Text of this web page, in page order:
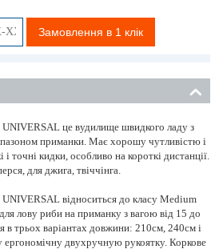
Замовлення в 1 клік
це вудилище швидкого ладу з
приманки. Має хорошу чутливістю і
точні кидки, особливо на короткі дистанції.
для джига, твіччінга.
відноситься до класу Medium
лову риби на приманку з вагою від 15 до
трьох варіантах довжини: 210см, 240см і
двухручную рукоятку. Коркове